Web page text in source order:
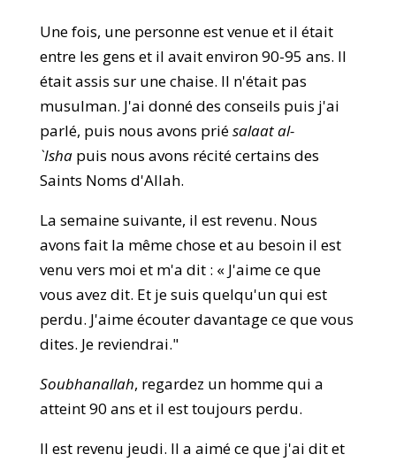
Une fois, une personne est venue et il était
entre les gens et il avait environ 90-95 ans. Il
était assis sur une chaise. Il n'était pas
musulman. J'ai donné des conseils puis j'ai
parlé, puis nous avons priésalaat al-
`Ishapuis nous avons récité certains des
Saints Noms d'Allah.
La semaine suivante, il est revenu. Nous
avons fait la même chose et au besoin il est
venu vers moi et m'a dit : « J'aime ce que
vous avez dit. Et je suis quelqu'un qui est
perdu. J'aime écouter davantage ce que vous
dites. Je reviendrai."
Soubhanallah, regardez un homme qui a
atteint 90 ans et il est toujours perdu.
Il est revenu jeudi. Il a aimé ce que j'ai dit et